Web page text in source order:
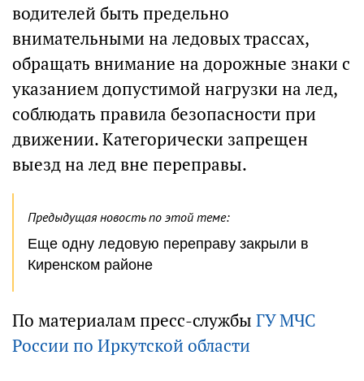
водителей быть предельно
внимательными на ледовых трассах,
обращать внимание на дорожные знаки с
указанием допустимой нагрузки на лед,
соблюдать правила безопасности при
движении. Категорически запрещен
выезд на лед вне переправы.
Предыдущая новость по этой теме:
Еще одну ледовую переправу закрыли в
Киренском районе
По материалам пресс-службы ГУ МЧС
России по Иркутской области